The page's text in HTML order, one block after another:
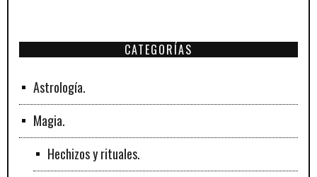
CATEGORÍAS
Astrología.
Magia.
Hechizos y rituales.